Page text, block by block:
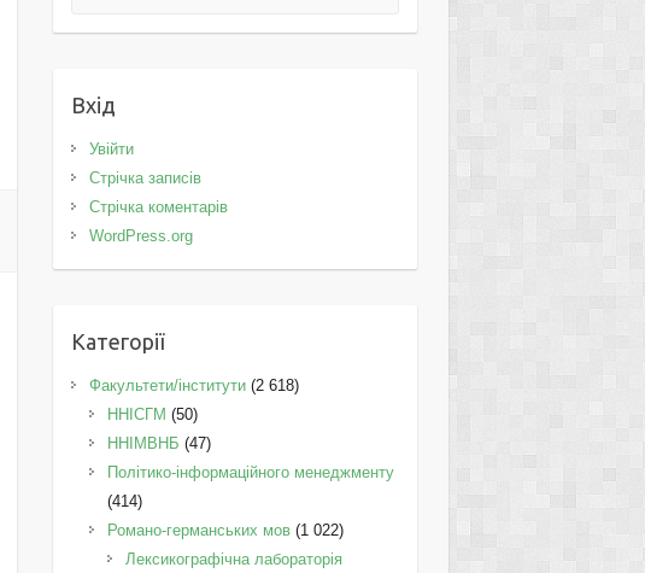
Вхід
Увійти
Стрічка записів
Стрічка коментарів
WordPress.org
Категорії
Факультети/інститути(2 618)
ННІСГМ (50)
ННІМВНБ (47)
Політико-інформаційного менеджменту
(414)
Романо-германських мов(1 022)
Лексикографічна лабораторія